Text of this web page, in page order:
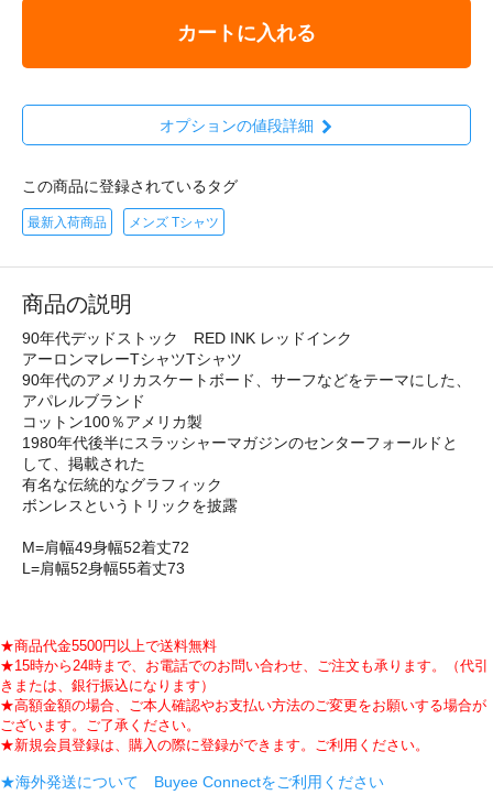
カートに入れる
オプションの値段詳細
この商品に登録されているタグ
最新入荷商品 メンズ Tシャツ
商品の説明
90年代デッドストック RED INK レッドインク
アーロンマレーTシャツTシャツ
90年代のアメリカスケートボード、サーフなどをテーマにした、
アパレルブランド
コットン100％アメリカ製
1980年代後半にスラッシャーマガジンのセンターフォールドと
して、掲載された
有名な伝統的なグラフィック
ボンレスというトリックを披露
M=肩幅49身幅52着丈72
L=肩幅52身幅55着丈73
★商品代金5500円以上で送料無料
★15時から24時まで、お電話でのお問い合わせ、ご注文も承ります。（代引
きまたは、銀行振込になります）
★高額金額の場合、ご本人確認やお支払い方法のご変更をお願いする場合が
ございます。ご了承ください。
★新規会員登録は、購入の際に登録ができます。ご利用ください。
★海外発送について Buyee Connectをご利用ください